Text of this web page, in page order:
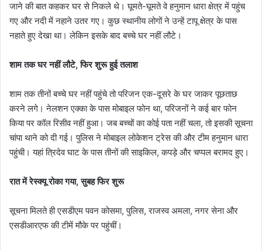
जाने की बात कहकर घर से निकले थे। घूमते-घूमते वे हनुमान धारा क्षेत्र में पहुंच
गए और नदी में नहाने उतर गए। कुछ स्थानीय लोगों ने उन्हें टापू क्षेत्र के पास
नहाते हुए देखा था। लेकिन इसके बाद बच्चे घर नहीं लौटे।
शाम तक घर नहीं लौटे, फिर शुरू हुई तलाश
शाम तक तीनों बच्चे घर नहीं पहुंचे तो परिजन एक-दूसरे के घर जाकर पूछताछ
करने लगे। नेलशन एक्का के पास मोबाइल फोन था, परिजनों ने कई बार फोन
किया पर कॉल रिसीव नहीं हुआ। जब बच्चों का कोई पता नहीं चला, तो इसकी सूचना
चांपा थाने को दी गई। पुलिस ने मोबाइल लोकेशन ट्रेस की और टीम हनुमान धारा
पहुंची। यहां त्रिदेव घाट के पास तीनों की साइकिल, कपड़े और चप्पल बरामद हुए।
रात में रेस्क्यू रोका गया, सुबह फिर शुरू
सूचना मिलते ही एसडीएम पवन कोसमा, पुलिस, राजस्व अमला, नगर सेना और
एसडीआरएफ की टीमें मौके पर पहुंचीं।